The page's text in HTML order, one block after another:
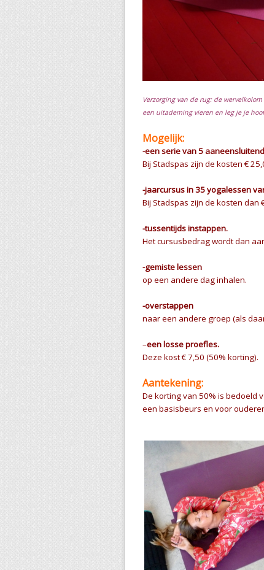
Verzorging van de rug: de
een uitademing vieren en leg je je
Mogelijk:
-een serie van 5
Bij Stadspas zijn de kosten €
-jaarcursus in 35 yogalessen
Bij Stadspas zijn de kosten dan
-tussentijds instappen.
Het cursusbedrag wordt dan
-gemiste lessen
op een andere dag inhalen.
-overstappen
naar een andere groep (als
–een losse proefles.
Deze kost € 7,50 (50% korting).
Aantekening:
De korting van 50% is bedoeld
een basisbeurs en voor